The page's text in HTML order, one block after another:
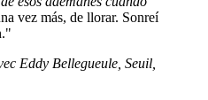
vez más, de llorar. Sonreí
Eddy Bellegueule , Seuil,